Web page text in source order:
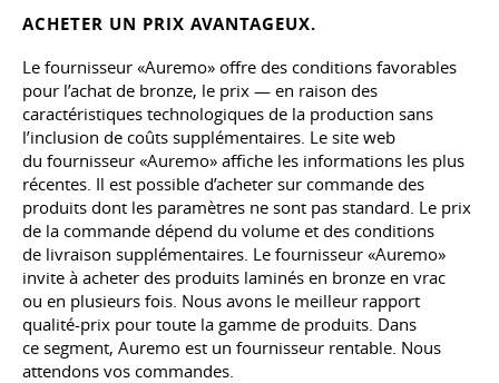
ACHETER UN PRIX AVANTAGEUX.
Le fournisseur «Auremo» offre des conditions favorables
pour l’achat de bronze, le prix — en raison des
caractéristiques technologiques de la production sans
l’inclusion de coûts supplémentaires. Le site web
du fournisseur «Auremo» affiche les informations les plus
récentes. Il est possible d’acheter sur commande des
produits dont les paramètres ne sont pas standard. Le prix
de la commande dépend du volume et des conditions
de livraison supplémentaires. Le fournisseur «Auremo»
invite à acheter des produits laminés en bronze en vrac
ou en plusieurs fois. Nous avons le meilleur rapport
qualité-prix pour toute la gamme de produits. Dans
ce segment, Auremo est un fournisseur rentable. Nous
attendons vos commandes.